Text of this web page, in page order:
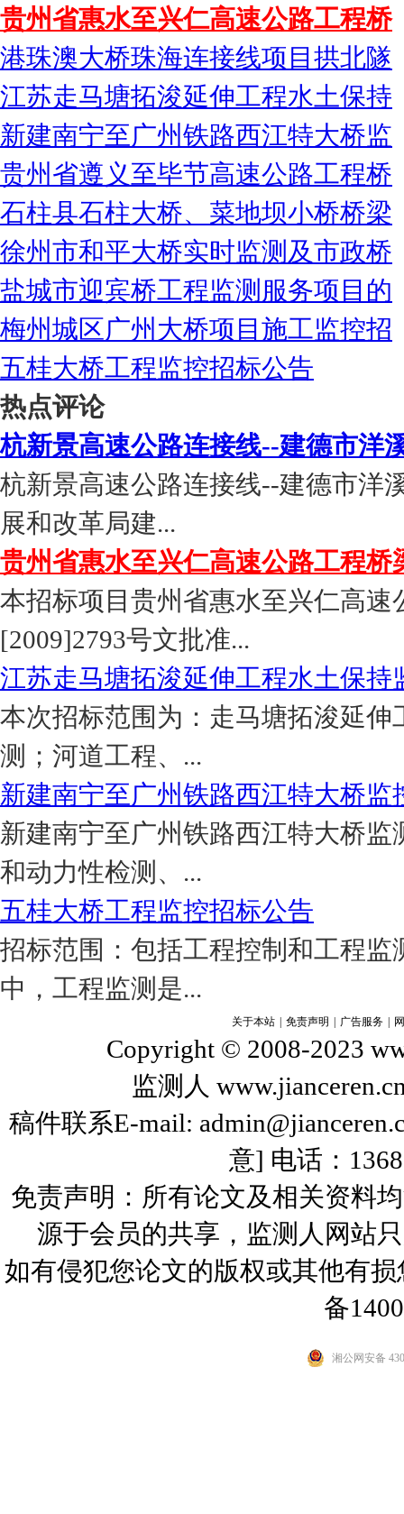
贵州省惠水至兴仁高速公路工程桥
港珠澳大桥珠海连接线项目拱北隧
江苏走马塘拓浚延伸工程水土保持
新建南宁至广州铁路西江特大桥监
贵州省遵义至毕节高速公路工程桥
石柱县石柱大桥、菜地坝小桥桥梁
徐州市和平大桥实时监测及市政桥
盐城市迎宾桥工程监测服务项目的
梅州城区广州大桥项目施工监控招
五桂大桥工程监控招标公告
热点评论
杭新景高速公路连接线--建德市洋
杭新景高速公路连接线--建德市洋
展和改革局建...
贵州省惠水至兴仁高速公路工程桥
本招标项目贵州省惠水至兴仁高
[2009]2793号文批准...
江苏走马塘拓浚延伸工程水土保持
本次招标范围为：走马塘拓浚延
测；河道工程、...
新建南宁至广州铁路西江特大桥监
新建南宁至广州铁路西江特大桥
和动力性检测、...
五桂大桥工程监控招标公告
招标范围：包括工程控制和工程
中，工程监测是...
关于本站 免责声明 广告服务
Copyright © 2008-2023
监测人
稿件联系E-mail:
意] 电话：
免责声明：所有论文及相关资料
源于会员的共享，监测人网站
如有侵犯您论文的版权或其他有
备
湘公网安备